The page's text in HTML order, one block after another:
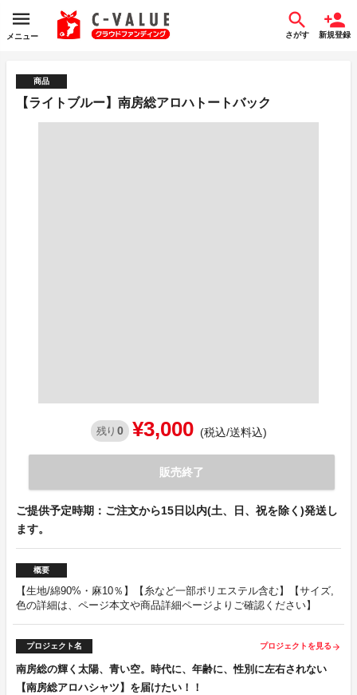
メニュー さがす 新規登録
商品
【ライトブルー】南房総アロハトートバック
残り 0 ¥3,000 (税込/送料込)
販売終了
ご提供予定時期：ご注文から15日以内(土、日、祝を除く)発送し
ます。
概要
【生地/綿90%・麻10％】【糸など一部ポリエステル含む】【サイズ,
色の詳細は、ページ本文や商品詳細ページよりご確認ください】
プロジェクト名 プロジェクトを見る arrow_forward
南房総の輝く太陽、青い空。時代に、年齢に、性別に左右されない
【南房総アロハシャツ】を届けたい！！